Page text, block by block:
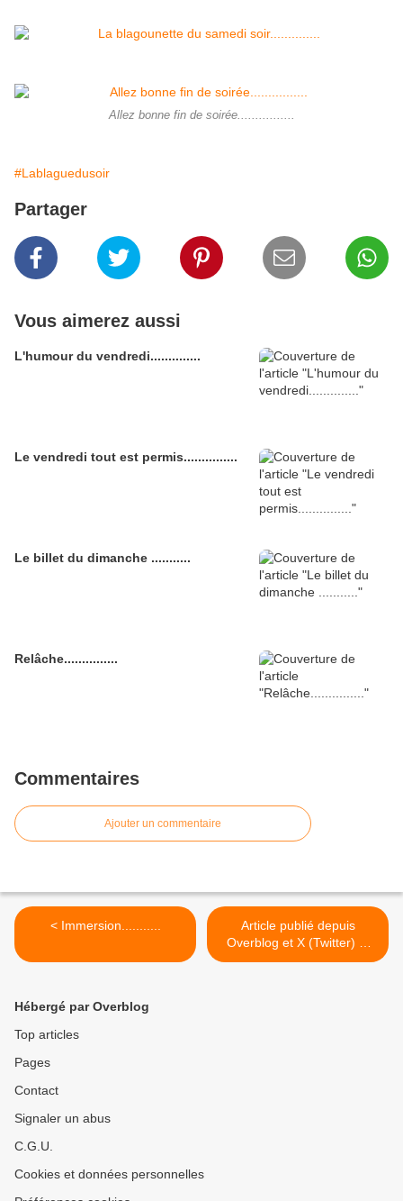
Allez bonne fin de soirée................
#Lablaguedusoir
Partager
Vous aimerez aussi
L'humour du vendredi..............
Le vendredi tout est permis...............
Le billet du dimanche ...........
Relâche...............
Commentaires
Ajouter un commentaire
< Immersion...........
Article publié depuis
Overblog et X (Twitter) et
Facebook et LK >
Hébergé par Overblog
Top articles
Pages
Contact
Signaler un abus
C.G.U.
Cookies et données personnelles